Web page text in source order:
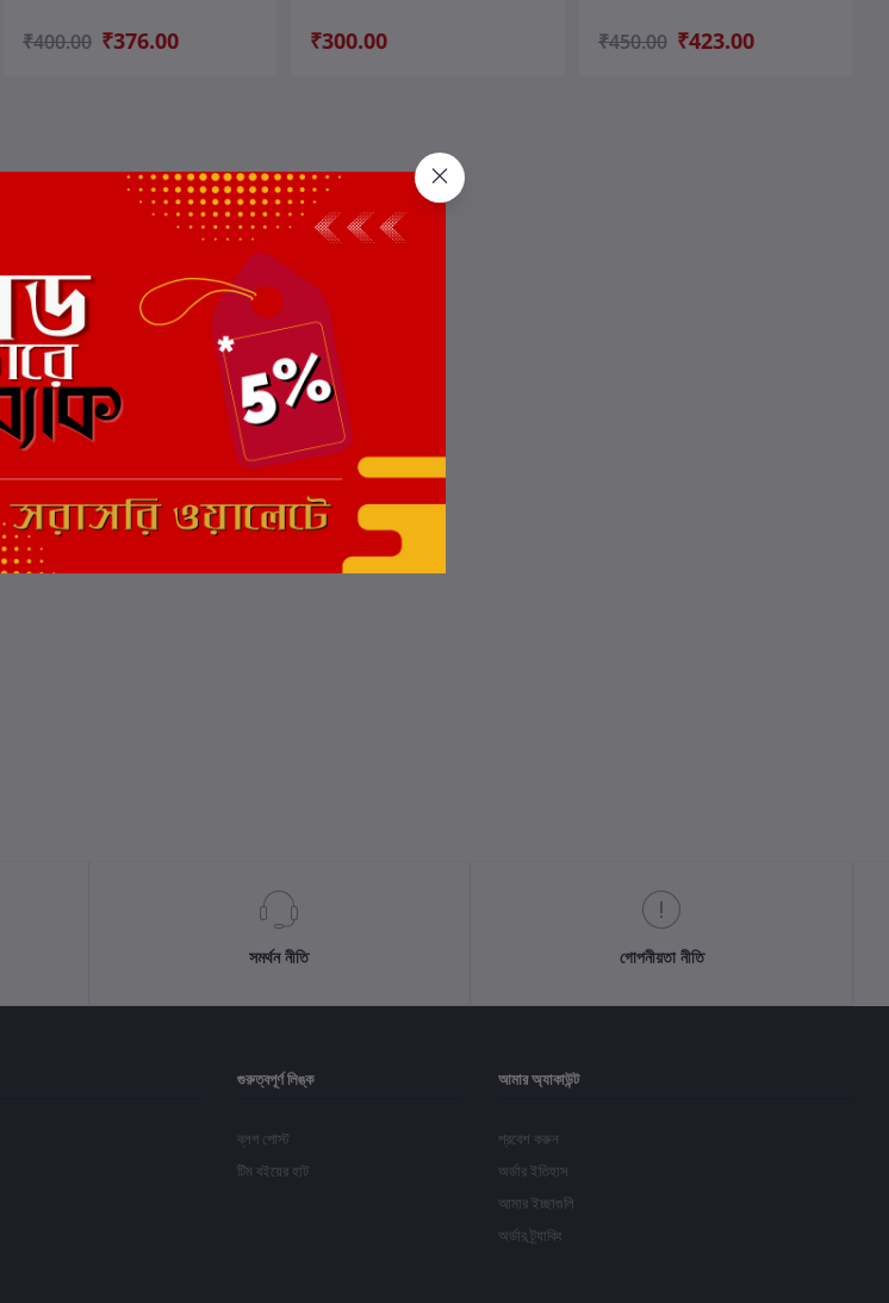
₹400.00 ₹376.00 ₹300.00 ₹450.00 ₹423.00
সমর্থন নীতি গোপনীয়তা নীতি
গুরুত্বপূর্ণ লিঙ্ক
ব্লগ পোস্ট
টিম বইয়ের হাট
আমার অ্যাকাউন্ট
প্রবেশ করুন
অর্ডার ইতিহাস
আমার ইচ্ছাগুলি
অর্ডার ট্র্যাকিং